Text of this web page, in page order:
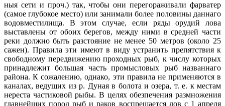
ныя сети и проч.) так, чтобы они перегораживали фарватер
(самое глубокое место) или занимали более половины даннаго
водовместилища. В этом случае, если ряды орудий лова
выставлены от обоих берегов, между ними в средней части
реки должно быть разстояние не менее 50 метров (около 25
сажен). Правила эти имеют в виду устранить препятствия к
свободному передвижению проходных рыб, к числу которых
принадлежит большая часть промысловых рыб названнаго
района. К сожалению, однако, эти правила не применяются в
каналах, ведущих из р. Дуная в болота и озера, т. е. к местам
нереста частиковой рыбы. В целях обезпечения размножения
главнейших пород рыб и раков воспрещается лов с 1 апреля